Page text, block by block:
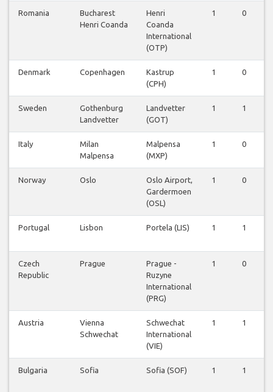
Romania
Bucharest
Henri Coanda
Henri
Coanda
International
(OTP)
1 0
Denmark Copenhagen
Kastrup
(CPH)
1 0
Sweden
Gothenburg
Landvetter
Landvetter
(GOT)
1 1
Italy
Milan
Malpensa
Malpensa
(MXP)
1 0
Norway Oslo
Oslo Airport,
Gardermoen
(OSL)
1 0
Portugal Lisbon Portela (LIS) 1 1
Czech
Republic
Prague
Prague -
Ruzyne
International
(PRG)
1 0
Austria
Vienna
Schwechat
Schwechat
International
(VIE)
1 1
Bulgaria Sofia Sofia (SOF) 1 1